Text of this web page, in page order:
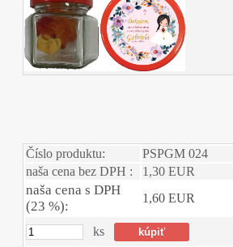
Číslo produktu:
PSPGM 024
naša cena bez DPH :
1,30 EUR
naša cena s DPH
(23 %):
1,60 EUR
ks